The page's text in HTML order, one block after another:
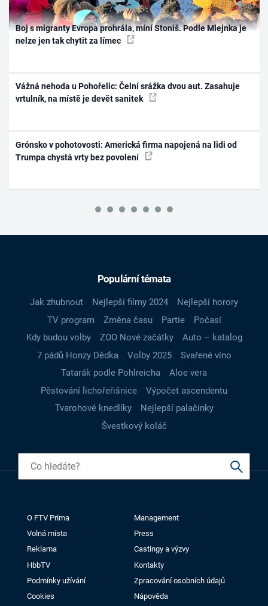
Boj s migranty Evropa prohrála, míní Stoniš. Podle Mlejnka je
nelze jen tak chytit za límec
Vážná nehoda u Pohořelic: Čelní srážka dvou aut. Zasahuje
vrtulník, na místě je devět sanitek
Grónsko v pohotovosti: Americká firma napojená na lidi od
Trumpa chystá vrty bez povolení
Populární témata
Jak zhubnout Nejlepší filmy 2024
Nejlepší horory
TV program
Změna času Partie
Počasí
Kdy budou volby
ZOO Nové začátky
Auto – katalog
7 pádů Honzy Dědka
Volby 2025
Svařené víno
Tatarák podle Pohlreicha
Aloe vera
Pěstování lichořeřišnice
Výpočet ascendentu
Tvarohové knedlíky
Nejlepší palačinky
Švestkový koláč
O FTV Prima
Management
Volná místa
Press
Reklama
Castingy a výzvy
HbbTV
Kontakty
Podmínky užívání
Zpracování osobních údajů
Cookies
Nápověda